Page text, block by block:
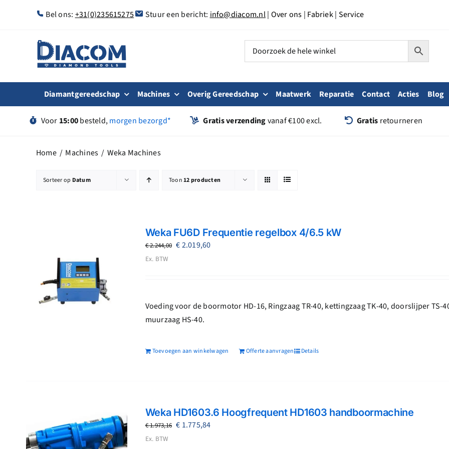
Bel ons: +31(0)235615275 Stuur een bericht: info@diacom.nl| Over ons | Fabriek| Service
Diamantgereedschap Machines Overig Gereedschap Maatwerk Reparatie Contact Acties Blog
Voor 15:00besteld,morgen bezorgd* Gratis verzendingvanaf €100 excl. Gratis retourneren
Home Machines Weka Machines
Sorteer op Datum Toon12 producten
Weka FU6D Frequentie regelbox 4/6.5 kW
€2.244,00 Oorspronkelijke
€2.019,60Huidige
Ex. BTW
Voeding voor de boormotor HD-16, Ringzaag TR-40, kettingzaag TK-40, doorslijper TS-
muurzaag HS-40.
Toevoegen aan winkelwagen Offerte aanvragen Details
Weka HD1603.6 Hoogfrequent HD1603 handboormachine
€1.973,16 Oorspronkelijke
€ 1.775,84Huidige
Ex. BTW